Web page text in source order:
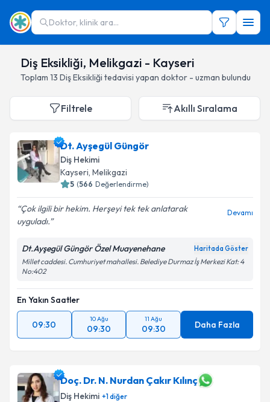
Doktor, klinik ara...
Diş Eksikliği, Melikgazi - Kayseri
Toplam 13 Diş Eksikliği tedavisi yapan doktor - uzman bulundu
Filtrele Akıllı Sıralama
Dt. Ayşegül Güngör
Diş Hekimi
Kayseri, Melikgazi
5 (566 Değerlendirme)
Çok ilgili bir hekim. Herşeyi tek tek anlatarak
uyguladı.
Devamı
Dt.Ayşegül Güngör Özel Muayenehane Haritada Göster
Millet caddesi. Cumhuriyet mahallesi. Belediye Durmaz İş Merkezi Kat: 4
No:402
En Yakın Saatler
09:30
10 Ağu
09:30
11 Ağu
09:30 Daha Fazla
Doç. Dr. N. Nurdan Çakır Kılınç
Diş Hekimi +1diğer